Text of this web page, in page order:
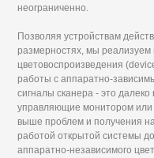
неограниченно.
Позволяя устройствам
размерностях, мы реализуем
цветовоспроизведения
работы с аппаратно-
сигналы сканера - это
управляющие монитором
выше проблем и получения
работой открытой системы
аппаратно-независимого